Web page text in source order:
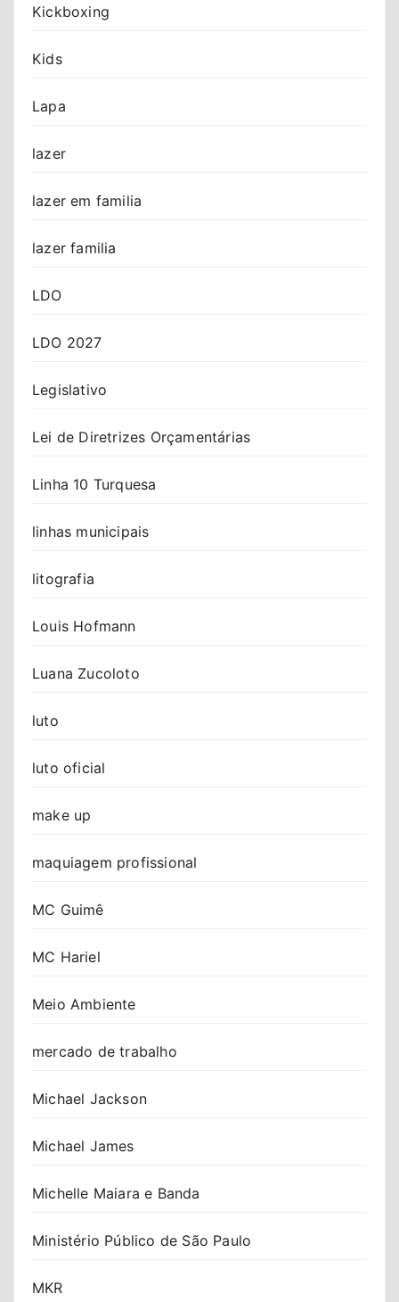
Kickboxing
Kids
Lapa
lazer
lazer em familia
lazer familia
LDO
LDO 2027
Legislativo
Lei de Diretrizes Orçamentárias
Linha 10 Turquesa
linhas municipais
litografia
Louis Hofmann
Luana Zucoloto
luto
luto oficial
make up
maquiagem profissional
MC Guimê
MC Hariel
Meio Ambiente
mercado de trabalho
Michael Jackson
Michael James
Michelle Maiara e Banda
Ministério Público de São Paulo
MKR